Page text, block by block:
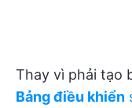
Thay vì phải tạo
Bảng điều khiển